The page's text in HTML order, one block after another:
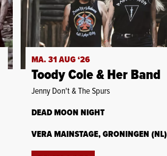
MA. 31 AUG ‘26
Toody Cole & Her Band
Jenny Don't & The Spurs
DEAD MOON NIGHT
VERA MAINSTAGE, GRONINGEN (NL)